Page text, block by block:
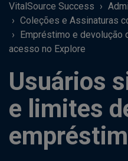
VitalSource Success
Coleções e Assinaturas
Empréstimo e devolução
acesso no Explore
Usuários
e limites